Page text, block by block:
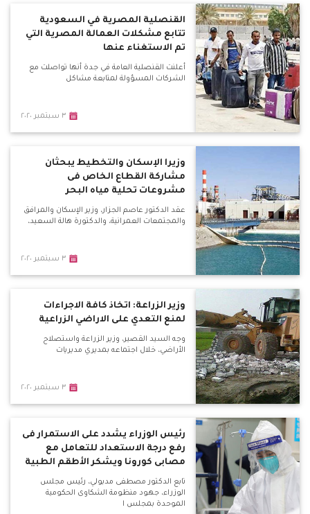
القنصلية المصرية في السعودية
تتابع مشكلات العمالة المصرية التي
تم الاستغناء عنها
أعلنت القنصلية العامة في جدة أنها تواصلت مع
الشركات المسؤولة لمتابعة مشاكل
٣ سبتمبر ٢٠٢٠
وزيرا الإسكان والتخطيط يبحثان
مشاركة القطاع الخاص فى
مشروعات تحلية مياه البحر
عقد الدكتور عاصم الجزار، وزير الإسكان والمرافق
والمجتمعات العمرانية، والدكتورة هالة السعيد،
٣ سبتمبر ٢٠٢٠
وزير الزراعة: اتخاذ كافة الاجراءات
لمنع التعدي على الاراضي الزراعية
وجه السيد القصير، وزير الزراعة واستصلاح
الأراضي، خلال اجتماعه بمديري مديريات
٣ سبتمبر ٢٠٢٠
رئيس الوزراء يشدد على الاستمرار فى
رفع درجة الاستعداد للتعامل مع
مصابى كورونا ويشكر الأطقم الطبية
تابع الدكتور مصطفى مدبولي، رئيس مجلس
الوزراء، جهود منظومة الشكاوى الحكومية
الموحدة بمجلس ا